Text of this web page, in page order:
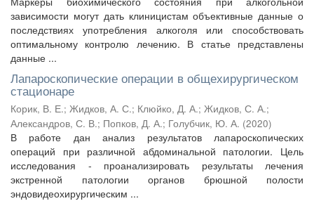
зависимости могут дать клиницистам объективные данные о
последствиях употребления алкоголя или способствовать
оптимальному контролю лечению. В статье представлены
данные ...
Лапароскопические операции в общехирургическом
стационаре
Корик, В. Е.; Жидков, А. С.; Клюйко, Д. А.; Жидков, С. А.;
Александров, С. В.; Попков, Д. А.; Голубчик, Ю. А. (2020)
В работе дан анализ результатов лапароскопических
операций при различной абдоминальной патологии. Цель
исследования - проанализировать результаты лечения
экстренной патологии органов брюшной полости
эндовидеохирургическим ...